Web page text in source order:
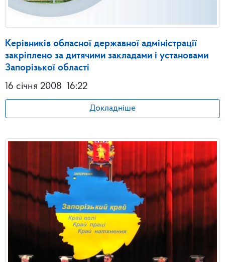
Керівників обласної державної адміністрації
закріплено за дитячими закладами і установами
Запорізької області
16 січня 2008 16:22
Докладніше